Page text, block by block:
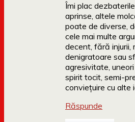
Îmi plac
aprinse, altele
poate de diverse,
cele mai multe
decent, fără injurii,
denigratoare sau
agresivitate,
spirit tocit, semi-
conviețuire cu alte
Răspunde